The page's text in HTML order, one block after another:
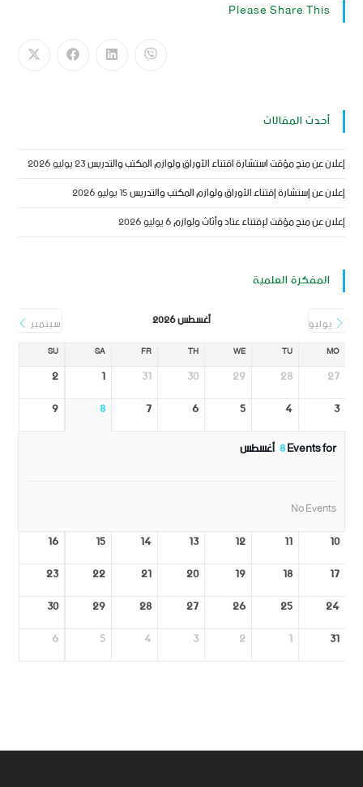
Please Share This
أحدث المقالات
إعلان عن منح مؤقت استشارة اقتناء الأوراق ولوازم المكتب والتدريس23 يوليو 2026
إعلان عن إستشارة إقتناء الأوراق ولوازم المكتب والتدريس15 يوليو 2026
إعلان عن منح مؤقت لإقتناء عتاد وأثاث ولوازم6 يوليو 2026
المفكرة العلمية
يوليو أغسطس 2026 سبتمبر
MO
TU
WE
TH
FR
SA
SU
27
28
29
30
31
1
2
3
4
5
6
7
8
9
Events for
8أغسطس
No Events
10
11
12
13
14
15
16
17
18
19
20
21
22
23
24
25
26
27
28
29
30
31
1
2
3
4
5
6